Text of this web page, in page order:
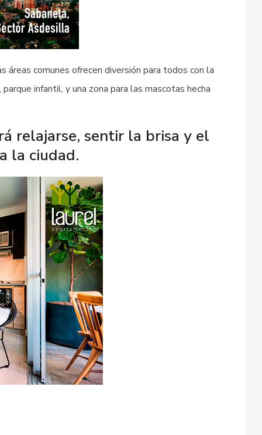
comunes ofrecen diversión para todos con la
infantil, y una zona para las mascotas hecha
relajarse, sentir la brisa y el
la ciudad.